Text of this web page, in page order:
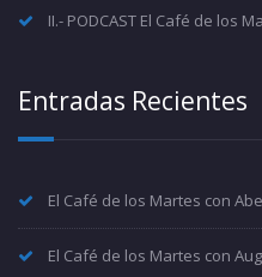
II.- PODCAST El Café de los
Entradas Recientes
El Café de los Martes con
El Café de los Martes con